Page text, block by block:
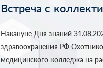
Встреча с
Накануне Дня знаний
здравоохранения РФ
медицинского колледжа на